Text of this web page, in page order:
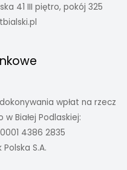
41 III piętro, pokój 325
wpłat na rzecz
Białej Podlaskiej:
4386 2835
S.A.